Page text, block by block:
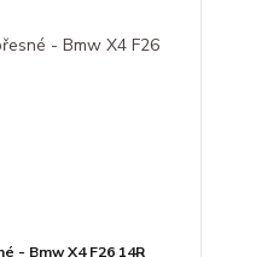
- Bmw X4 F26 14R